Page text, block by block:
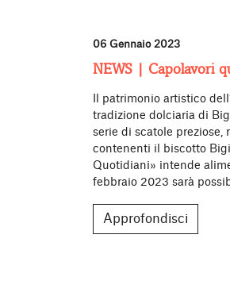
06 Gennaio 2023
NEWS | Capolavori
Il patrimonio artistico
tradizione dolciaria di
serie di scatole
contenenti il biscotto
Quotidiani» intende
febbraio 2023 sarà
Approfondisci